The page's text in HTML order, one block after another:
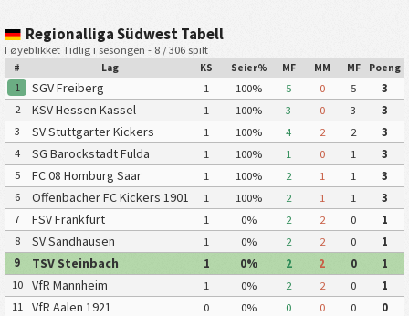
Regionalliga Südwest Tabell
I øyeblikket Tidlig i sesongen - 8 / 306 spilt
# Lag KS Seier% MF MM MF Poeng
1 SGV Freiberg 1 100% 5 0 5
3
2
KSV Hessen Kassel 1 100% 3 0 3
3
3
SV Stuttgarter Kickers 1 100% 4 2 2
3
4
SG Barockstadt Fulda
Lehnerz
1 100% 1 0 1
3
5
FC 08 Homburg Saar 1 100% 2 1 1
3
6
Offenbacher FC Kickers 1901 1 100% 2 1 1
3
7
FSV Frankfurt 1 0% 2 2 0
1
8
SV Sandhausen 1 0% 2 2 0
1
9
TSV Steinbach 1 0% 2 2 0
1
10
VfR Mannheim 1 0% 2 2 0
1
11
VfR Aalen 1921 0 0% 0 0 0
0